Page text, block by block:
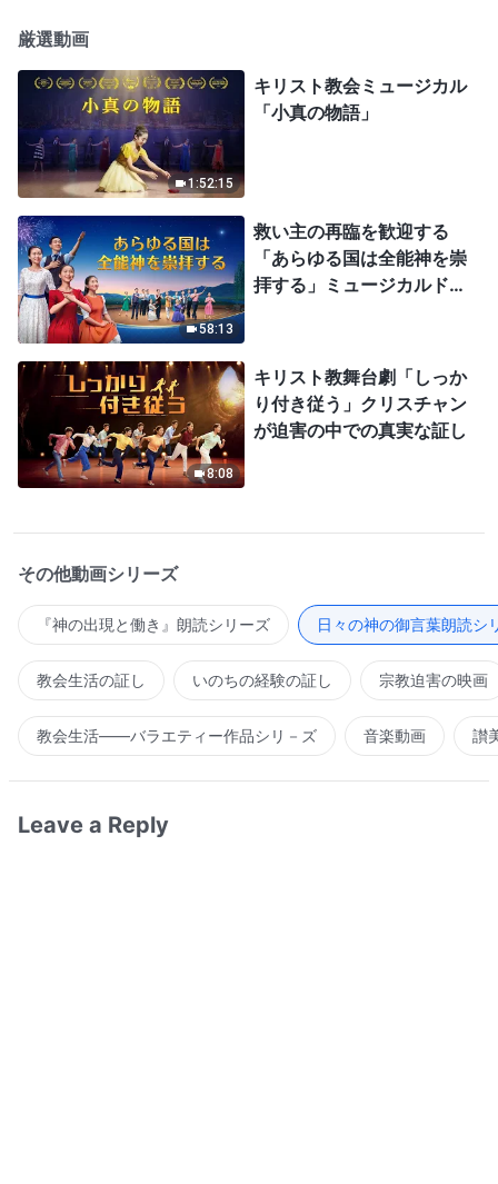
厳選動画
1:52:15
キリスト教会ミュージカル
「小真の物語」
58:13
救い主の再臨を歓迎する
「あらゆる国は全能神を崇
拝する」ミュージカルドラ
8:08
キリスト教舞台劇「しっか
り付き従う」クリスチャン
が迫害の中での真実な証し
その他動画シリーズ
『神の出現と働き』朗読シリーズ 日々の神の御言葉朗読シ
教会生活の証し いのちの経験の証し 宗教迫害の映画
教会生活――バラエティー作品シリ－ズ 音楽動画 讃
Leave a Reply